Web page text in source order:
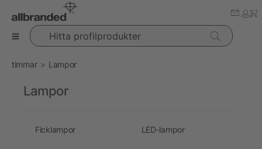
Hitta profilprodukter
timmar Lampor
Lampor
Ficklampor LED-lampor